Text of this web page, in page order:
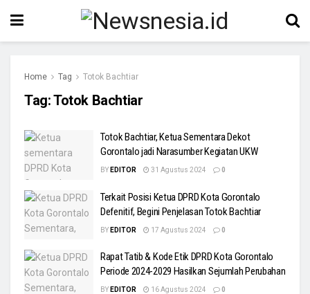
Home Tag Totok Bachtiar
Tag:Totok Bachtiar
Totok Bachtiar, Ketua Sementara Dekot
Gorontalo jadi Narasumber Kegiatan UKW
BY EDITOR 31 Agustus 2024 0
Terkait Posisi Ketua DPRD Kota Gorontalo
Defenitif, Begini Penjelasan Totok Bachtiar
BY EDITOR 17 Agustus 2024 0
Rapat Tatib & Kode Etik DPRD Kota Gorontalo
Periode 2024-2029 Hasilkan Sejumlah Perubahan
BY EDITOR 16 Agustus 2024 0